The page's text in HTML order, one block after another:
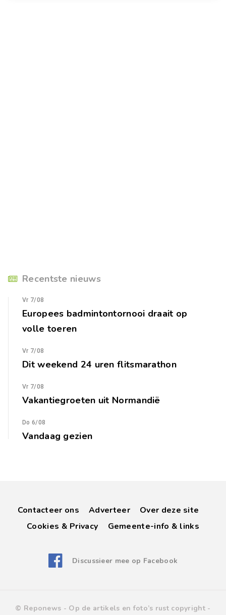
Recentste nieuws
Vr 7/08
Europees badmintontornooi draait op
volle toeren
Vr 7/08
Dit weekend 24 uren flitsmarathon
Vr 7/08
Vakantiegroeten uit Normandië
Do 6/08
Vandaag gezien
Contacteer ons Adverteer
Over deze site
Cookies & Privacy
Gemeente-info & links
Discussieer mee op Facebook
© Reponews - Op de artikels en foto’s rust copyright -